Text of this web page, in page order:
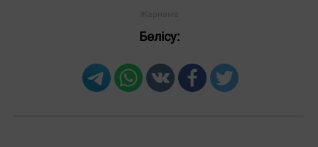
Бөлісу: